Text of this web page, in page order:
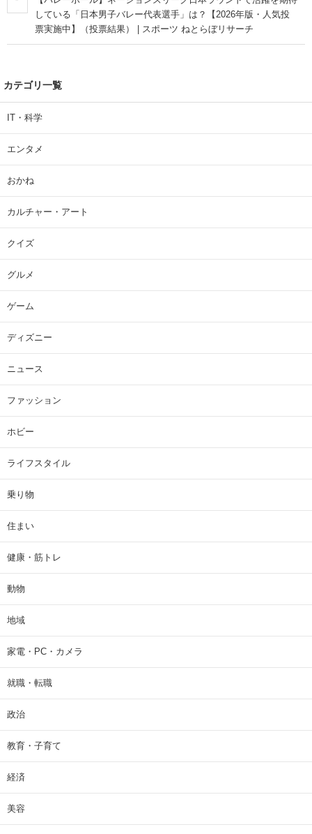
している「日本男子バレー代表選手」は？【2026年版・人気投
票実施中】（投票結果） | スポーツ ねとらぼリサーチ
カテゴリ一覧
IT・科学
エンタメ
おかね
カルチャー・アート
クイズ
グルメ
ゲーム
ディズニー
ニュース
ファッション
ホビー
ライフスタイル
乗り物
住まい
健康・筋トレ
動物
地域
家電・PC・カメラ
就職・転職
政治
教育・子育て
経済
美容